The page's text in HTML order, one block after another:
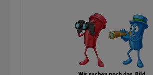
Oberflächenbeschichtung verfügt
über einen exzellenten
weit über den Standard
Verzinkungen hinausgeht.